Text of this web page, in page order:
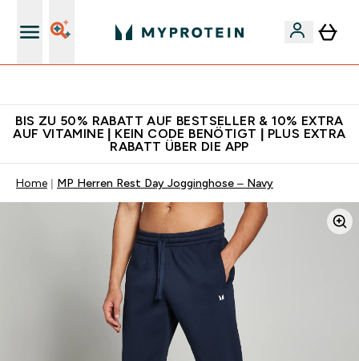
BIS ZU 50% RABATT AUF BESTSELLER & 10% EXTRA
AUF VITAMINE | KEIN CODE BENÖTIGT | PLUS EXTRA
RABATT ÜBER DIE APP
Home MP Herren Rest Day Jogginghose – Navy